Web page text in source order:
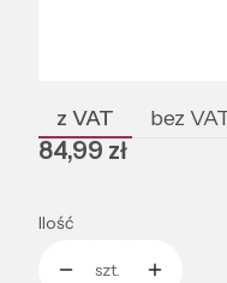
Poszczególne warianty
z VAT bez
Cena
84,99 zł
Ilość
szt.